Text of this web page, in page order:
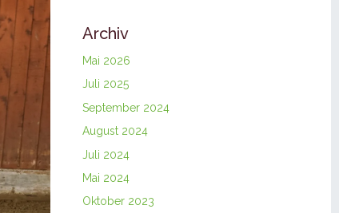
Archiv
Mai 2026
Juli 2025
September 2024
August 2024
Juli 2024
Mai 2024
Oktober 2023